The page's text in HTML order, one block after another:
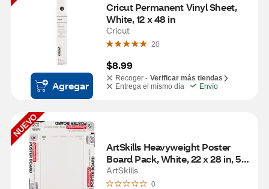
Agregar
Cricut Permanent Vinyl Sheet,
White, 12 x 48 in
Cricut
20
$8.99
Recoger - Verificar más tiendas
Entrega el mismo día
Envío
NUEVO
ArtSkills Heavyweight Poster
Board Pack, White, 22 x 28 in, 5
ct
ArtSkills
0